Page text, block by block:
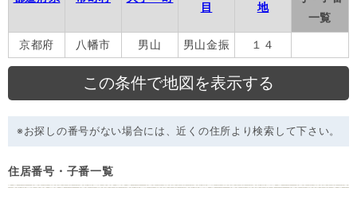
目
地
一覧
京都府
八幡市 男山 男山金振 １４
※お探しの番号がない場合には、近くの住所より検索して下さい。
住居番号・子番一覧